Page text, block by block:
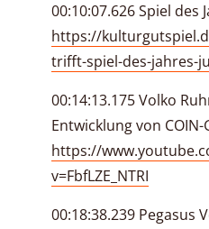
00:10:07.626 Spiel des
https://
trifft-spiel-des-jahres-
00:14:13.175 Volko
Entwicklung von COIN-
https://
v=FbfLZE_NTRI
00:18:38.239 Pegasus